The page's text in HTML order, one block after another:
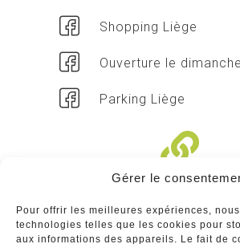
Gérer le
Pour offrir les meilleures expériences,
technologies telles que les cookies pour
aux informations des appareils. Le fait de
Shopping Liège
Ouverture le dimanche
Parking Liège
Commerçants